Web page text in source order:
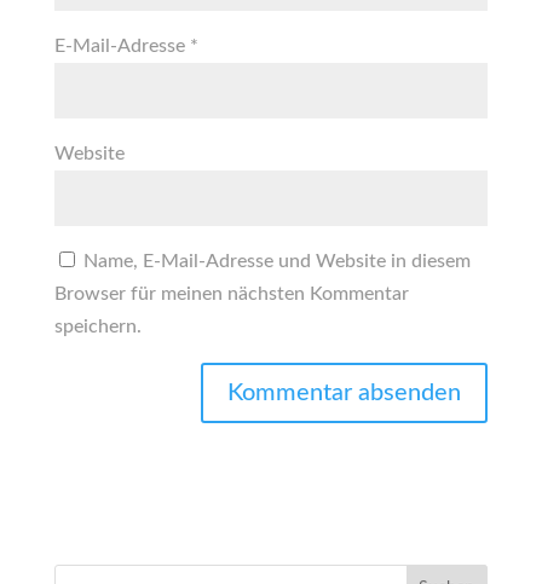
E-Mail-Adresse *
Website
Name, E-Mail-Adresse und Website in diesem
Browser für meinen nächsten Kommentar
speichern.